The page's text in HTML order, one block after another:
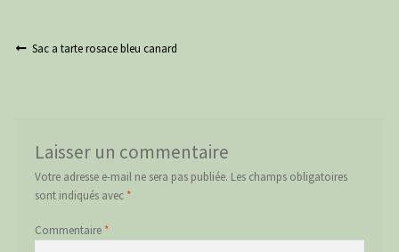
Navigation
Article
Sac a tarte rosace bleu canard
Laisser un commentaire
Votre adresse e-mail ne sera pas publiée. Les champs obligatoires
sont indiqués avec *
Commentaire *